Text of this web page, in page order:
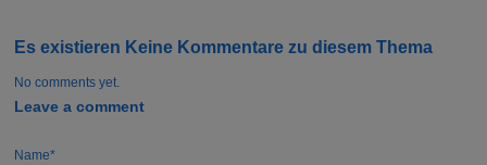
Es existieren Keine Kommentare zu diesem Thema
No comments yet.
Leave a comment
Name*